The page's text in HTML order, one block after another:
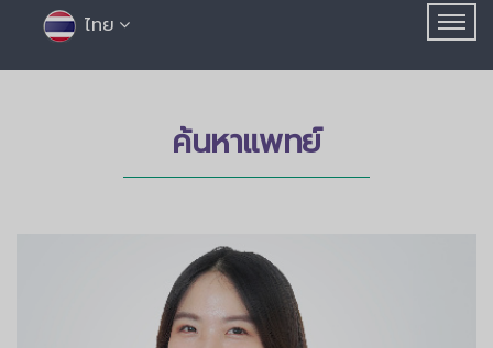
ไทย
ค้นหาแพทย์